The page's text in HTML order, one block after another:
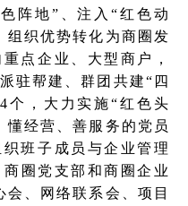
阵地”、注入“红色动
组织优势转化为商圈发
点企业、大型商户，
驻帮建、群团共建“四
个，大力实施“红色头
懂经营、善服务的党员
班子成员与企业管理
圈党支部和商圈企业
、网络联系会、项目